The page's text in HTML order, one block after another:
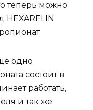
теперь можно
HEXARELIN
одно
состоит в
работать,
и так же